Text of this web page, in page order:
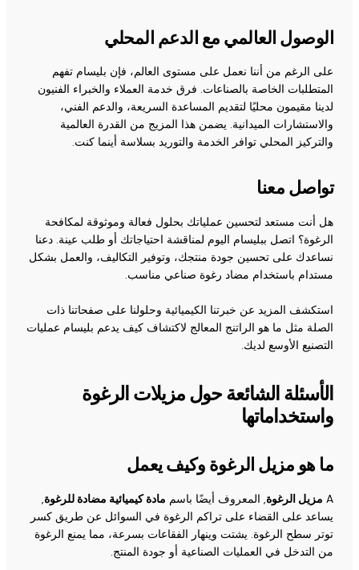
الوصول العالمي مع الدعم المحلي
على الرغم من أننا نعمل على مستوى العالم، فإن بليسام تفهم
المتطلبات الخاصة بالصناعات. فرق خدمة العملاء والخبراء الفنيون
لدينا مقيمون محليًا لتقديم المساعدة السريعة، والدعم الفني،
والاستشارات الميدانية. يضمن هذا المزيج من القدرة العالمية
والتركيز المحلي توافر الخدمة والتوريد بسلاسة أينما كنت.
تواصل معنا
هل أنت مستعد لتحسين عملياتك بحلول فعالة وموثوقة لمكافحة
الرغوة؟ اتصل ببليسام اليوم لمناقشة احتياجاتك أو طلب عينة. دعنا
نساعدك على تحسين جودة منتجك، وتوفير التكاليف، والعمل بشكل
مستدام باستخدام مضاد رغوة صناعي مناسب.
استكشف المزيد عن خبرتنا الكيميائية وحلولنا على صفحاتنا ذات
الصلة مثل ما هو الراتنج المعالج لاكتشاف كيف يدعم بليسام عمليات
التصنيع الأوسع لديك.
الأسئلة الشائعة حول مزيلات الرغوة
واستخداماتها
ما هو مزيل الرغوة وكيف يعمل
A مزيل الرغوة, المعروف أيضًا باسم مادة كيميائية مضادة للرغوة,
يساعد على القضاء على تراكم الرغوة في السوائل عن طريق كسر
توتر سطح الرغوة. يشتت وينهار الفقاعات بسرعة، مما يمنع الرغوة
من التدخل في العمليات الصناعية أو جودة المنتج.